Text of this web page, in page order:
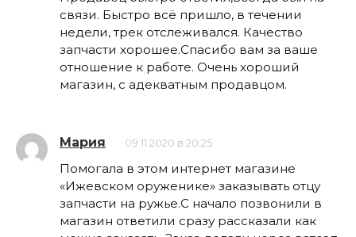
связи. Быстро всё пришло, в течении
недели, трек отслеживался. Качество
запчасти хорошее.Спасибо вам за ваше
отношение к работе. Очень хороший
магазин, с адекватным продавцом.
Мария 09.11.2020 в 20:25
Помогала в этом интернет магазине
«Ижевском оруженике» заказывать отцу
запчасти на ружье.С начало позвонили в
магазин ответили сразу рассказали как